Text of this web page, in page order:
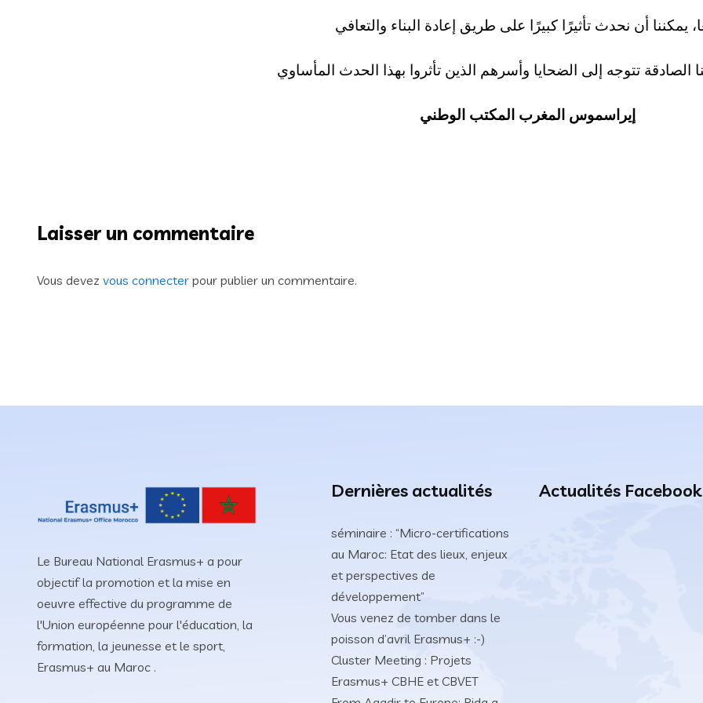
إيراسموس المغرب المكتب الوطني
Laisser un commentaire
Vous devez vous connecter pour publier un commentaire.
Le Bureau National Erasmus+ a pour
objectif la promotion et la mise en
oeuvre effective du programme de
l'Union européenne pour l'éducation, la
formation, la jeunesse et le sport,
Erasmus+ au Maroc .
Dernières actualités
séminaire : “Micro-certifications
au Maroc: Etat des lieux, enjeux
et perspectives de
développement”
Vous venez de tomber dans le
poisson d’avril Erasmus+ :-)
Cluster Meeting : Projets
Erasmus+ CBHE et CBVET
Actualités Facebook